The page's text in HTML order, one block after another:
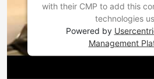
with their CMP to add this
technologies
Powered by
Management